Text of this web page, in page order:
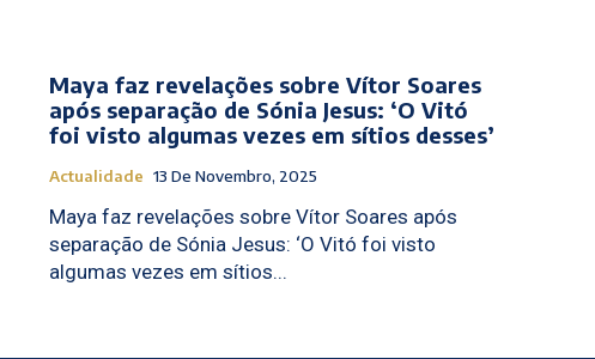
Maya faz revelações sobre Vítor Soares
após separação de Sónia Jesus: ‘O Vitó
foi visto algumas vezes em sítios desses’
Actualidade 13 De Novembro, 2025
Maya faz revelações sobre Vítor Soares após
separação de Sónia Jesus: ‘O Vitó foi visto
algumas vezes em sítios...